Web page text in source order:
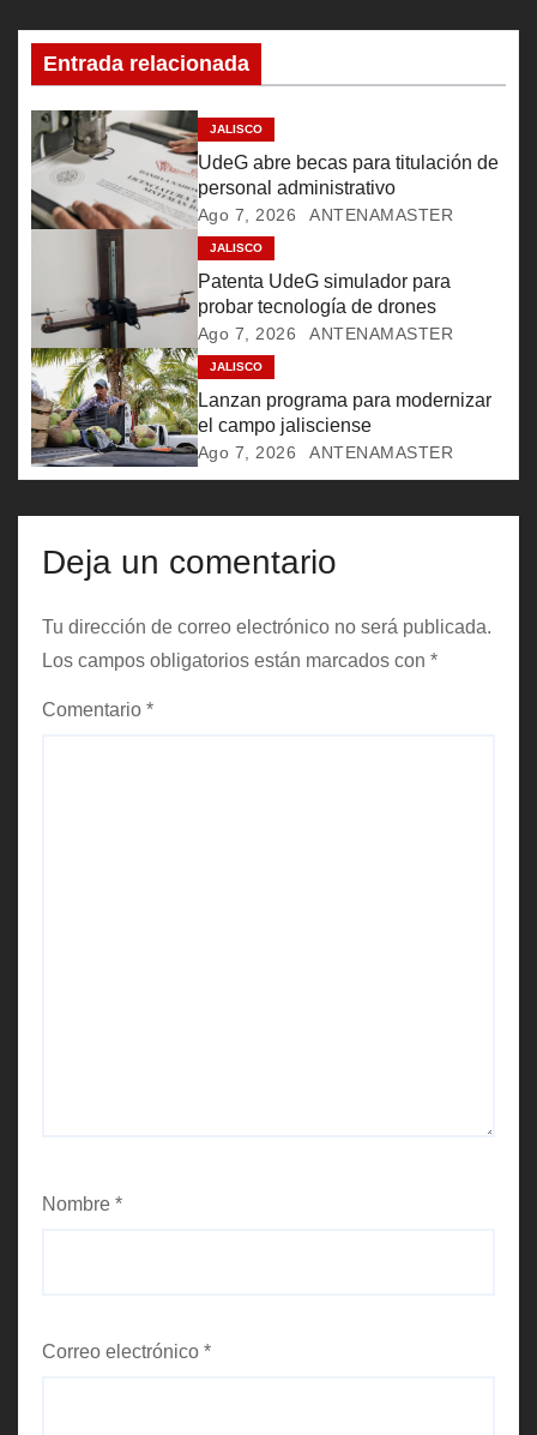
c
i
ó
n
d
e
n
t
r
d
a
Entrada relacionada
JALISCO
UdeG abre becas para titulación de
personal administrativo
Ago 7, 2026 ANTENAMASTER
JALISCO
Patenta UdeG simulador para
probar tecnología de drones
Ago 7, 2026 ANTENAMASTER
JALISCO
Lanzan programa para modernizar
el campo jalisciense
Ago 7, 2026 ANTENAMASTER
Deja un comentario
Tu dirección de correo electrónico no será publicada.
Los campos obligatorios están marcados con *
Comentario *
Nombre *
Correo electrónico *